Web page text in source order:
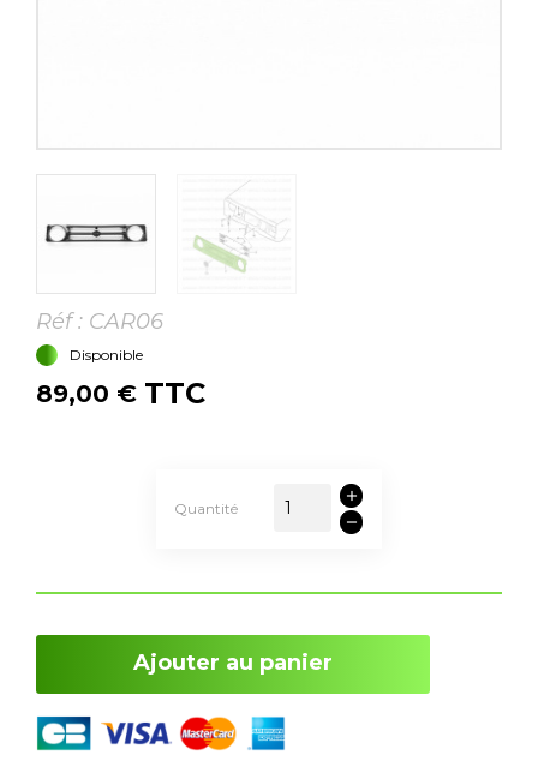
Réf : CAR06
Disponible
89,00 € TTC
Quantité
Ajouter au panier